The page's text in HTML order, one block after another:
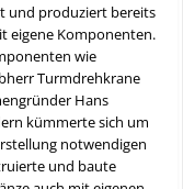
und produziert bereits
eigene Komponenten.
wie
Turmdrehkrane
Hans
kümmerte sich um
notwendigen
und baute